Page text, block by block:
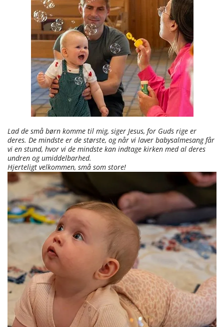
Lad de små børn komme til mig, siger Jesus, for Guds rige er
deres. De mindste er de største, og når vi laver babysalmesang får
vi en stund, hvor vi de mindste kan indtage kirken med al deres
undren og umiddelbarhed.
Hjerteligt velkommen, små som store!